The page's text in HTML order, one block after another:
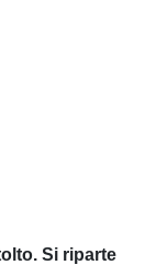
Si riparte